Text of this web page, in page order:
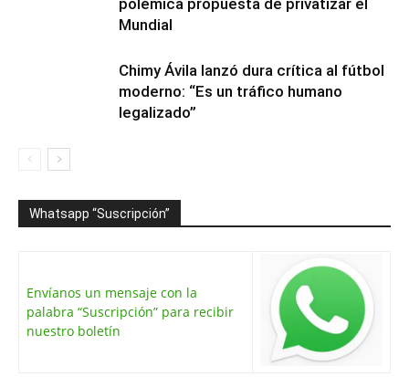
polémica propuesta de privatizar el
Mundial
Chimy Ávila lanzó dura crítica al fútbol
moderno: “Es un tráfico humano
legalizado”
Whatsapp “Suscripción”
Envíanos un mensaje con la
palabra “Suscripción” para recibir
nuestro boletín